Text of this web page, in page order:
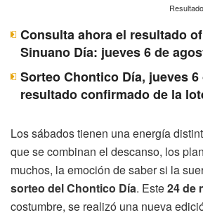
Consulta ahora el resultado
Sinuano Día: jueves 6 de
Sorteo Chontico Día, jueves
resultado confirmado de la
Los sábados tienen una energía
que se combinan el descanso, los
muchos, la emoción de saber si la
sorteo del Chontico Día. Este24 de
costumbre, se realizó una nueva